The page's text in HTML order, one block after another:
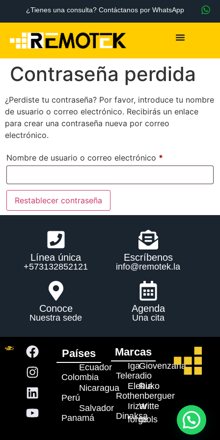
¿Tienes una consulta? Contáctanos por WhatsApp
Contraseña perdida
¿Perdiste tu contraseña? Por favor, introduce tu nombre
de usuario o correo electrónico. Recibirás un enlace
para crear una contraseña nueva por correo
electrónico.
Nombre de usuario o correo electrónico *
Restablecer contraseña
Línea única
+573132852121
Escríbenos
info@remotek.la
Conoce
Nuestra sede
Agenda
Una cita
Países
Colombia
Perú
Panamá
Ecuador
Nicaragua
Salvador
Marcas
Teleradio
Rothenberguer
Dinaksa
Iga
Elebia
Irizar
forge
Giovenzana
Ruko
Witte
tools